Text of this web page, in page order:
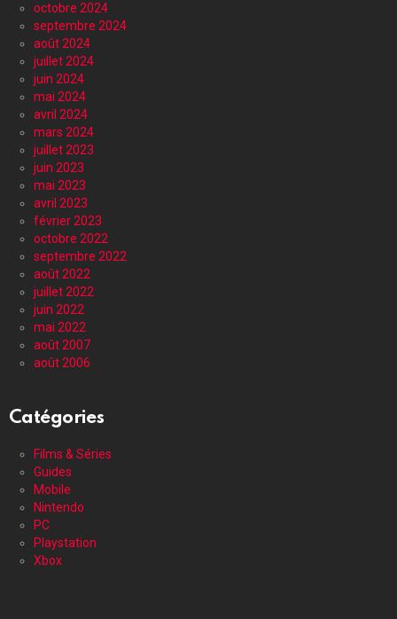
octobre 2024
septembre 2024
août 2024
juillet 2024
juin 2024
mai 2024
avril 2024
mars 2024
juillet 2023
juin 2023
mai 2023
avril 2023
février 2023
octobre 2022
septembre 2022
août 2022
juillet 2022
juin 2022
mai 2022
août 2007
août 2006
Catégories
Films & Séries
Guides
Mobile
Nintendo
PC
Playstation
Xbox